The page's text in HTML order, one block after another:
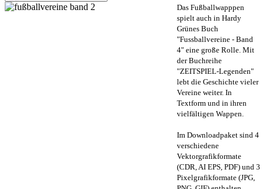
Das Fußballwapppen
spielt auch in Hardy
Grünes Buch
"Fussballvereine - Band
4" eine große Rolle. Mit
der Buchreihe
"ZEITSPIEL-Legenden"
lebt die Geschichte vieler
Vereine weiter. In
Textform und in ihren
vielfältigen Wappen.
Im Downloadpaket sind 4
verschiedene
Vektorgrafikformate
(CDR, AI EPS, PDF) und 3
Pixelgrafikformate (JPG,